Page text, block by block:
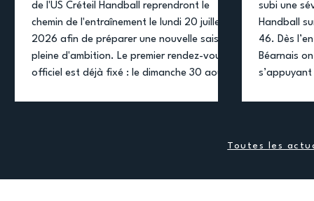
de l'US Créteil Handball reprendront le
chemin de l'entraînement le lundi 20 juillet
2026 afin de préparer une nouvelle saison
pleine d'ambition. Le premier rendez-vous
officiel est déjà fixé : le dimanche 30 août
subi une
Handball
46. Dès
Béarnais
ont
Toutes les